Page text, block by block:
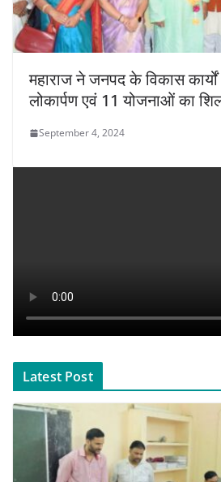
महाराज ने जनपद के विकास
लोकार्पण एवं 11 योजनाओं का
September 4, 2024
Latest Post